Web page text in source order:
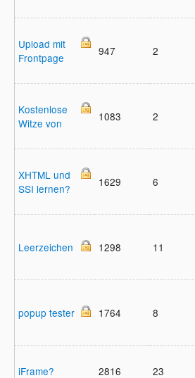
Upload mit
Frontpage
947 2
Kostenlose
Witze von
1083 2
XHTML und
SSI lernen?
1629 6
Leerzeichen 1298 11
popup tester 1764 8
iFrame? 2816 23